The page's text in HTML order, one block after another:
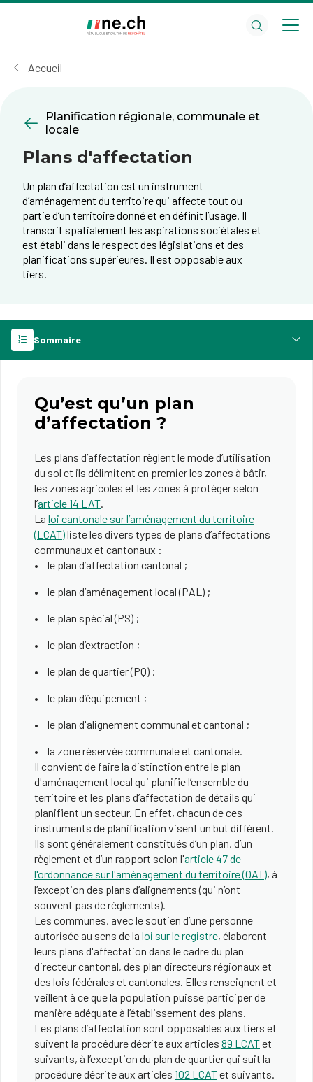
cookies
Accueil
Planification régionale, communale et
locale
Plans d'affectation
Un plan d’affectation est un instrument
d’aménagement du territoire qui affecte tout ou
partie d’un territoire donné et en définit l’usage. Il
transcrit spatialement les aspirations sociétales et
est établi dans le respect des législations et des
planifications supérieures. Il est opposable aux
tiers.
Sommaire
Qu’est qu’un plan
d’affectation ?
Les plans d’affectation règlent le mode d’utilisation
du sol et ils délimitent en premier les zones à bâtir,
les zones agricoles et les zones à protéger selon
l’article 14 LAT.
La loi cantonale sur l’aménagement du territoire
(LCAT)liste les divers types de plans d’affectations
communaux et cantonaux :
le plan d’affectation cantonal ;
le plan d’aménagement local (PAL) ;
le plan spécial (PS) ;
le plan d’extraction ;
le plan de quartier (PQ) ;
le plan d’équipement ;
le plan d'alignement communal et cantonal ;
la zone réservée communale et cantonale.
Il convient de faire la distinction entre le plan
d'aménagement local qui planifie l’ensemble du
territoire et les plans d’affectation de détails qui
planifient un secteur. En effet, chacun de ces
instruments de planification visent un but différent.
Ils sont généralement constitués d’un plan, d’un
règlement et d’un rapport selon l'article 47 de
l'ordonnance sur l'aménagement du territoire (OAT), à
l’exception des plans d’alignements (qui n’ont
souvent pas de règlements).
Les communes, avec le soutien d’une personne
autorisée au sens de la loi sur le registre, élaborent
leurs plans d'affectation dans le cadre du plan
directeur cantonal, des plan directeurs régionaux et
des lois fédérales et cantonales. Elles renseignent et
veillent à ce que la population puisse participer de
manière adéquate à l’établissement des plans.
Les plans d’affectation sont opposables aux tiers et
suivent la procédure décrite aux articles 89 LCATet
suivants, à l’exception du plan de quartier qui suit la
procédure décrite aux articles 102 LCATet suivants.